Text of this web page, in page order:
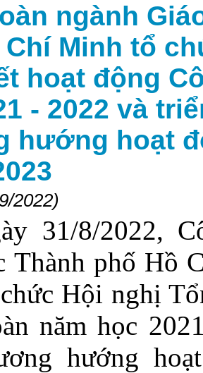
ngành
Chí Minh tổ
hoạt động
- 2022 và
hướng hoạt
2022)
31/8/2022,
Thành phố Hồ
Hội nghị
năm học
hướng